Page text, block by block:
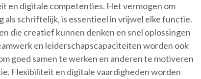
en digitale competenties. Het vermogen om
schriftelijk, is essentieel in vrijwel elke functie.
die creatief kunnen denken en snel oplossingen
en leiderschapscapaciteiten worden ook
goed samen te werken en anderen te motiveren
Flexibiliteit en digitale vaardigheden worden